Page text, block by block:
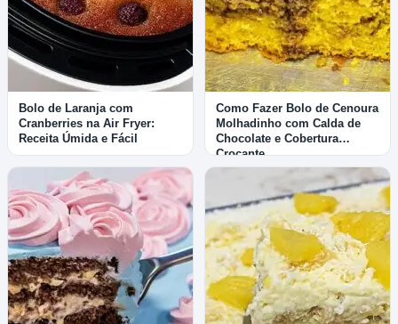
Bolo de Laranja com
Cranberries na Air Fryer:
Receita Úmida e Fácil
Como Fazer Bolo de Cenoura
Molhadinho com Calda de
Chocolate e Cobertura
Crocante